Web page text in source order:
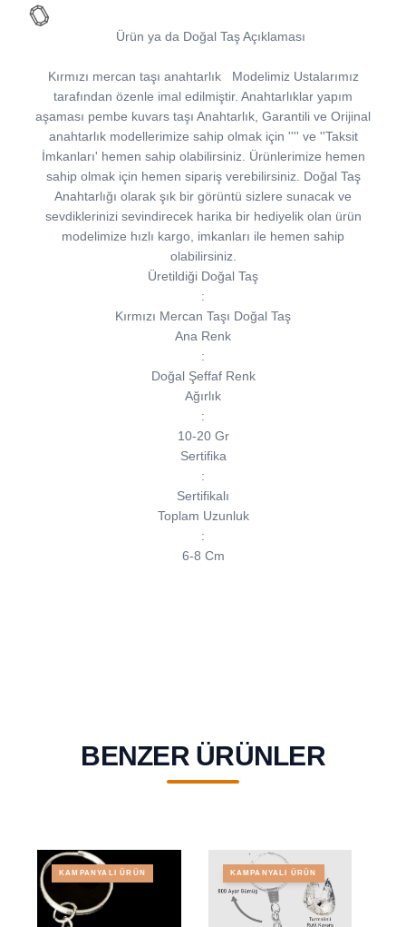
Ürün ya da Doğal Taş Açıklaması
Kırmızı mercan taşı anahtarlık
Modelimiz Ustalarımız
tarafından özenle imal edilmiştir. Anahtarlıklar yapım
aşaması pembe kuvars taşı Anahtarlık, Garantili ve Orijinal
anahtarlık modellerimize sahip olmak için '''' ve ''Taksit
İmkanları' hemen sahip olabilirsiniz. Ürünlerimize hemen
sahip olmak için hemen sipariş verebilirsiniz. Doğal Taş
Anahtarlığı olarak şık bir görüntü sizlere sunacak ve
sevdiklerinizi sevindirecek harika bir hediyelik olan ürün
modelimize hızlı kargo, imkanları ile hemen sahip
olabilirsiniz.
Üretildiği Doğal Taş
:
Kırmızı Mercan Taşı Doğal Taş
Ana Renk
:
Doğal Şeffaf Renk
Ağırlık
:
10-20 Gr
Sertifika
:
Sertifikalı
Toplam Uzunluk
:
6-8 Cm
BENZER ÜRÜNLER
KAMPANYALI ÜRÜN KAMPANYALI ÜRÜN